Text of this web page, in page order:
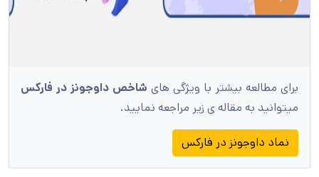
برای مطالعه بیشتر با ویژگی های شاخص داوجونز در فارکس
میتوانید به مقاله ی زیر مراجعه نمایید.
نماد داوجونز در فارکس